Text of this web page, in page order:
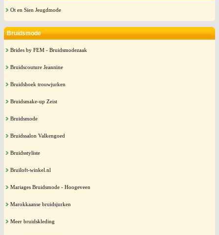
Ot en Sien Jeugdmode
Bruidsmode
Brides by FEM - Bruidsmodezaak
Bruidscouture Jeannine
Bruidshoek trouwjurken
Bruidsmake-up Zeist
Bruidsmode
Bruidssalon Valkengoed
Bruidsstyliste
Bruiloft-winkel.nl
Mariages Bruidsmode - Hoogeveen
Marokkaanse bruidsjurken
Meer bruidskleding